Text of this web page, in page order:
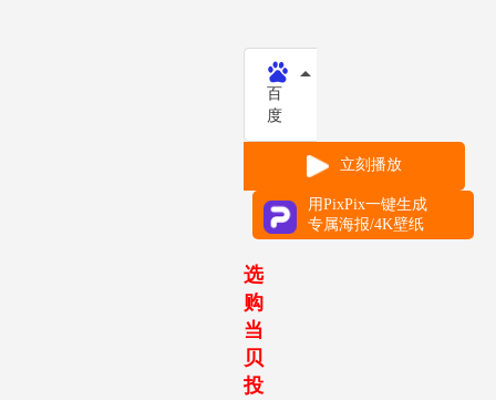
百
度
立刻播放
用PixPix一键生成
专属海报/4K壁纸
选
购
当
贝
投